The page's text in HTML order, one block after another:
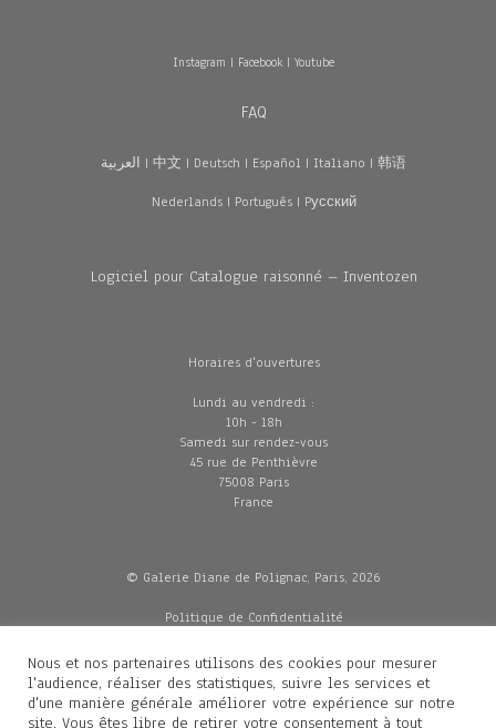
Instagram | Facebook| Youtube
FAQ
العربية | 中文 | Deutsch | Español | Italiano | 韩语
Nederlands| Português| Pусский
Logiciel pour Catalogue raisonné – Inventozen
Horaires d'ouvertures
Lundi au vendredi :
10h - 18h
Samedi sur rendez-vous
45 rue de Penthièvre
75008 Paris
France
© Galerie Diane de Polignac, Paris, 2026
Politique de Confidentialité
Mentions légales
Livraisons
Nous et nos partenaires utilisons des cookies pour mesurer
l'audience, réaliser des statistiques, suivre les services et
d'une manière générale améliorer votre expérience sur notre
site. Vous êtes libre de retirer votre consentement à tout